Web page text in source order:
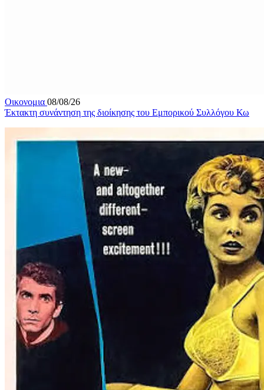
Οικονομια 08/08/26
Έκτακτη συνάντηση της διοίκησης του Εμπορικού Συλλόγου Κω